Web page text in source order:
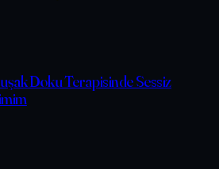
Doku Terapisinde Sessiz